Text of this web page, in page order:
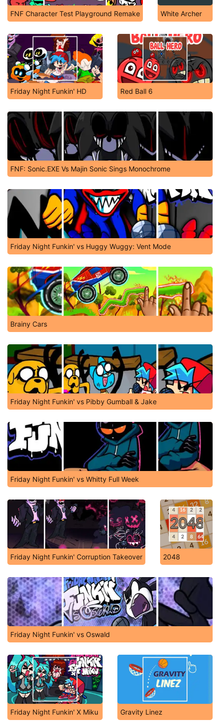
FNF Character Test Playground Remake White Archer
Friday Night Funkin' HD Red Ball 6
FNF: Sonic.EXE Vs Majin Sonic Sings Monochrome
Friday Night Funkin' vs Huggy Wuggy: Vent Mode
Brainy Cars
Friday Night Funkin' vs Pibby Gumball & Jake
Friday Night Funkin' vs Whitty Full Week
Friday Night Funkin' Corruption Takeover 2048
Friday Night Funkin' vs Oswald
Friday Night Funkin' X Miku Gravity Linez